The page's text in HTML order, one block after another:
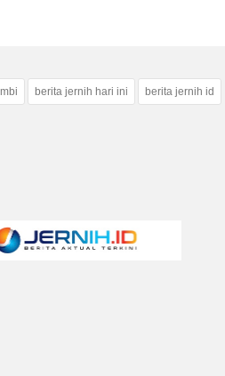
berita jernih hari ini berita jernih id